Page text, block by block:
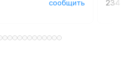
сообщить 234